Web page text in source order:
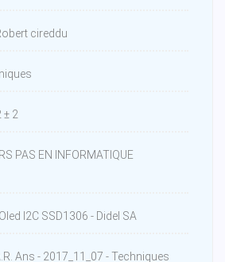
cireddu
± 2
PAS EN INFORMATIQUE
I2C SSD1306 - Didel SA
Ans - 2017_11_07 - Techniques